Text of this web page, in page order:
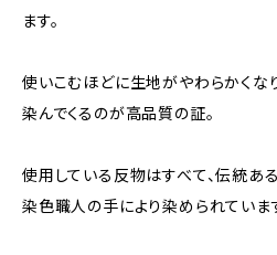
ます。
使いこむほどに生地がやわらかくな
染んでくるのが高品質の証。
使用している反物はすべて、伝統
染色職人の手により染められていま